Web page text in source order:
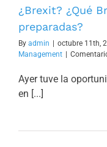
¿Brexit? ¿Qué
preparadas?
By admin octubre 11th,
Management
Ayer tuve la
en [...]